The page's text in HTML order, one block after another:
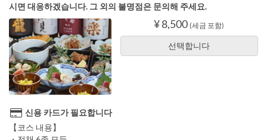
시면 대응하겠습니다. 그 외의 불명점은 문의해 주세요.
¥ 8,500 (세금 포함)
선택합니다
신용 카드가 필요합니다
【코스 내용】